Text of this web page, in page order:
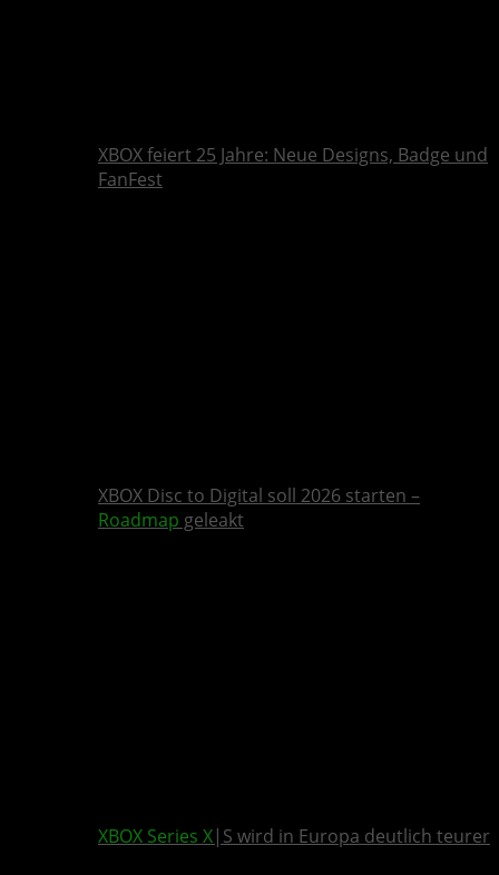
XBOX feiert 25 Jahre: Neue Designs, Badge und
FanFest
XBOX Disc to Digital soll 2026 starten –
Roadmap geleakt
XBOX Series X|S wird in Europa deutlich teurer